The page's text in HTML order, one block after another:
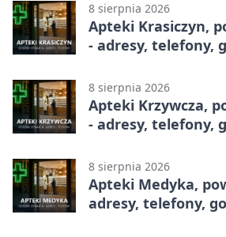
8 sierpnia 2026
Apteki Krasiczyn,
- adresy, telefony,
8 sierpnia 2026
Apteki Krzywcza,
- adresy, telefony,
8 sierpnia 2026
Apteki Medyka,
adresy, telefony,